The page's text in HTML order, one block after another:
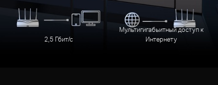
2,5 Гбит/с
Мультигигабьитный доступ к
Интернету